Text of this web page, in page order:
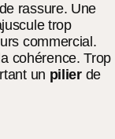
rassure. Une
trop
commercial.
cohérence. Trop
un pilier de